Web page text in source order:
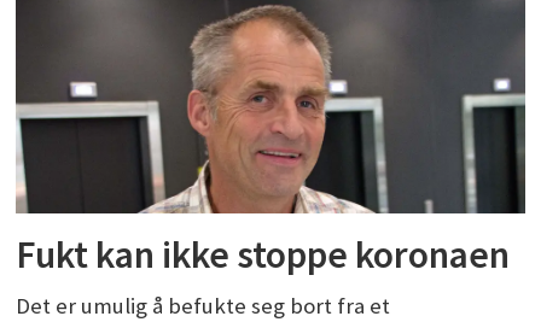
Fukt kan ikke stoppe koronaen
Det er umulig å befukte seg bort fra et